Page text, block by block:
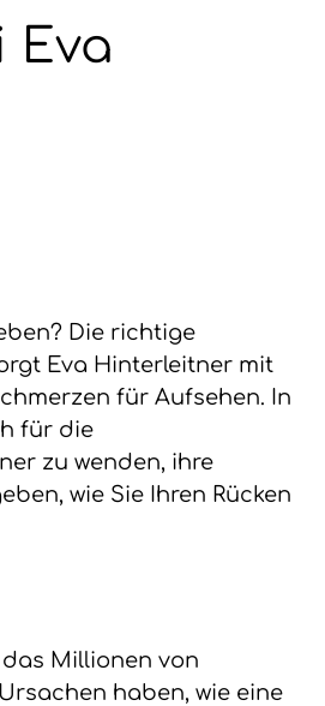
Eva
Die richtige
Eva Hinterleitner mit
für Aufsehen. In
für die
zu wenden, ihre
wie Sie Ihren Rücken
Millionen von
haben, wie eine